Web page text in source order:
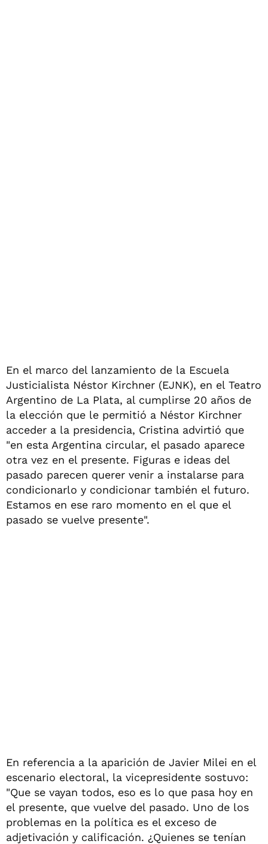
En el marco del lanzamiento de la Escuela
Justicialista Néstor Kirchner (EJNK), en el Teatro
Argentino de La Plata, al cumplirse 20 años de
la elección que le permitió a Néstor Kirchner
acceder a la presidencia, Cristina advirtió que
"en esta Argentina circular, el pasado aparece
otra vez en el presente. Figuras e ideas del
pasado parecen querer venir a instalarse para
condicionarlo y condicionar también el futuro.
Estamos en ese raro momento en el que el
pasado se vuelve presente".
En referencia a la aparición de Javier Milei en el
escenario electoral, la vicepresidente sostuvo:
"Que se vayan todos, eso es lo que pasa hoy en
el presente, que vuelve del pasado. Uno de los
problemas en la política es el exceso de
adjetivación y calificación. ¿Quienes se tenían